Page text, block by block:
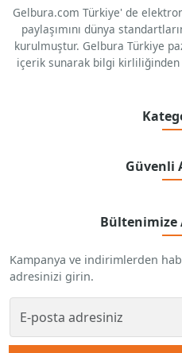
Gelbura.com Türkiye' de
paylaşımını dünya
kurulmuştur. Gelbura Türkiye
içerik sunarak bilgi
Güvenli
Bültenimize
Kampanya ve indirimlerden
adresinizi girin.